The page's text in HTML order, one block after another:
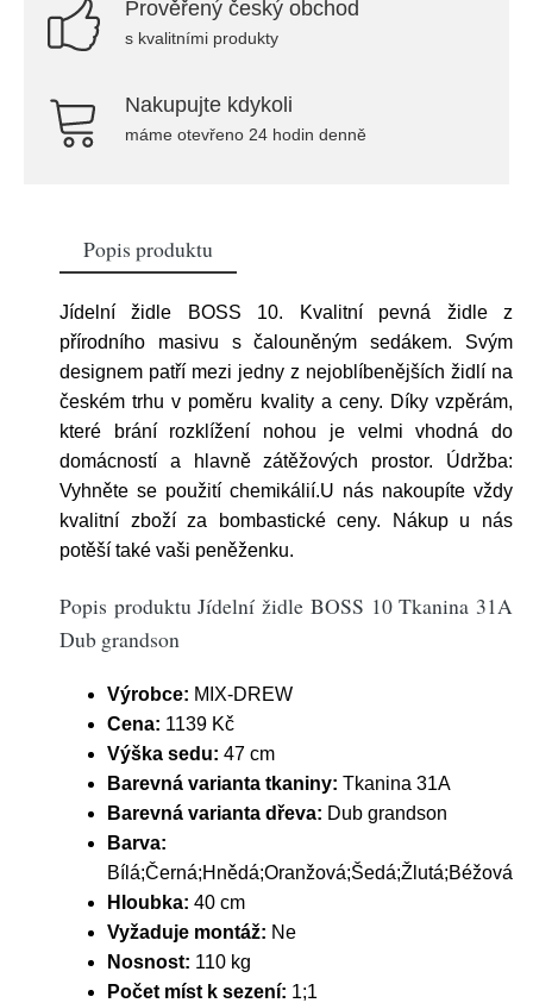
Prověřený český obchod
s kvalitními produkty
Nakupujte kdykoli
máme otevřeno 24 hodin denně
Popis produktu
Jídelní židle BOSS 10. Kvalitní pevná židle z
přírodního masivu s čalouněným sedákem. Svým
designem patří mezi jedny z nejoblíbenějších židlí na
českém trhu v poměru kvality a ceny. Díky vzpěrám,
které brání rozklížení nohou je velmi vhodná do
domácností a hlavně zátěžových prostor. Údržba:
Vyhněte se použití chemikálií.U nás nakoupíte vždy
kvalitní zboží za bombastické ceny. Nákup u nás
potěší také vaši peněženku.
Popis produktu Jídelní židle BOSS 10 Tkanina 31A
Dub grandson
Výrobce: MIX-DREW
Cena: 1139 Kč
Výška sedu: 47 cm
Barevná varianta tkaniny: Tkanina 31A
Barevná varianta dřeva: Dub grandson
Barva:
Bílá;Černá;Hnědá;Oranžová;Šedá;Žlutá;Béžová
Hloubka: 40 cm
Vyžaduje montáž: Ne
Nosnost: 110 kg
Počet míst k sezení: 1;1